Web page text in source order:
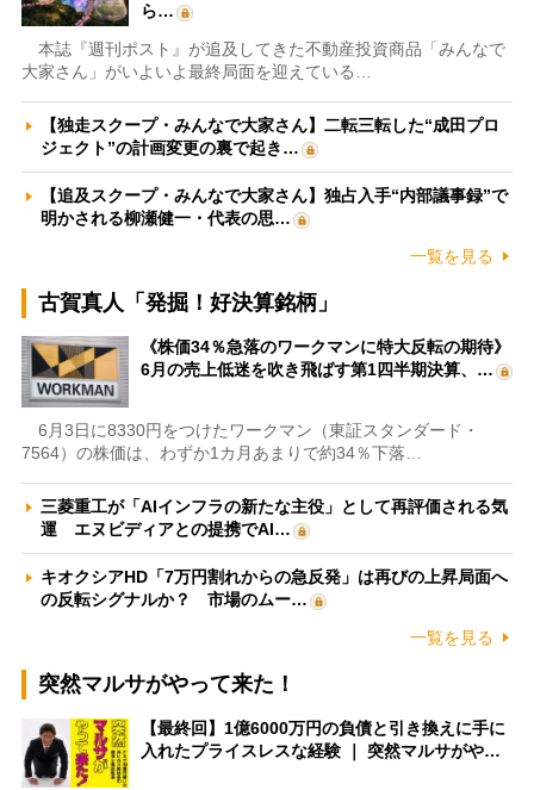
ら…
本誌『週刊ポスト』が追及してきた不動産投資商品「みんなで
大家さん」がいよいよ最終局面を迎えている…
【独走スクープ・みんなで大家さん】二転三転した“成田プロ
ジェクト”の計画変更の裏で起き…
【追及スクープ・みんなで大家さん】独占入手“内部議事録”で
明かされる柳瀬健一・代表の思…
一覧を見る
古賀真人「発掘！好決算銘柄」
《株価34％急落のワークマンに特大反転の期待》
6月の売上低迷を吹き飛ばす第1四半期決算、…
6月3日に8330円をつけたワークマン（東証スタンダード・
7564）の株価は、わずか1カ月あまりで約34％下落…
三菱重工が「AIインフラの新たな主役」として再評価される気
運 エヌビディアとの提携でAI…
キオクシアHD「7万円割れからの急反発」は再びの上昇局面へ
の反転シグナルか？ 市場のムー…
一覧を見る
突然マルサがやって来た！
【最終回】1億6000万円の負債と引き換えに手に
入れたプライスレスな経験 ｜ 突然マルサがや…